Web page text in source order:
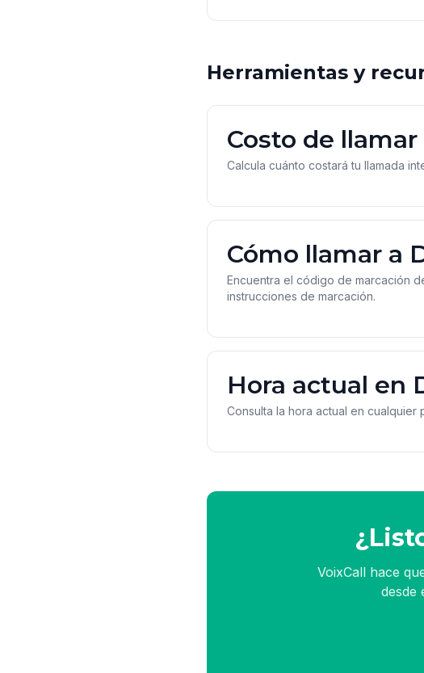
Herramientas y
Costo de
Calcula cuánto costará tu llamada
Cómo llamar a
Encuentra el código de marcación
instrucciones de marcación.
Hora actual en
Consulta la hora actual en cualquier
VoixCall hace
desde